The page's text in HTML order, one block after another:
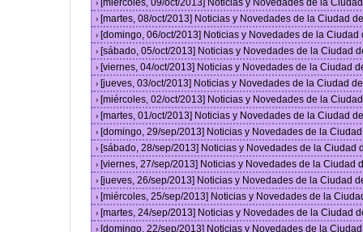
› [miércoles, 09/oct/2013] Noticias y Novedades de la
› [martes, 08/oct/2013] Noticias y Novedades de la Ciudad
› [domingo, 06/oct/2013] Noticias y Novedades de la
› [sábado, 05/oct/2013] Noticias y Novedades de la Ciudad
› [viernes, 04/oct/2013] Noticias y Novedades de la Ciudad
› [jueves, 03/oct/2013] Noticias y Novedades de la Ciudad
› [miércoles, 02/oct/2013] Noticias y Novedades de la
› [martes, 01/oct/2013] Noticias y Novedades de la Ciudad
› [domingo, 29/sep/2013] Noticias y Novedades de la
› [sábado, 28/sep/2013] Noticias y Novedades de la Ciudad
› [viernes, 27/sep/2013] Noticias y Novedades de la Ciudad
› [jueves, 26/sep/2013] Noticias y Novedades de la Ciudad
› [miércoles, 25/sep/2013] Noticias y Novedades de la
› [martes, 24/sep/2013] Noticias y Novedades de la Ciudad
› [domingo, 22/sep/2013] Noticias y Novedades de la